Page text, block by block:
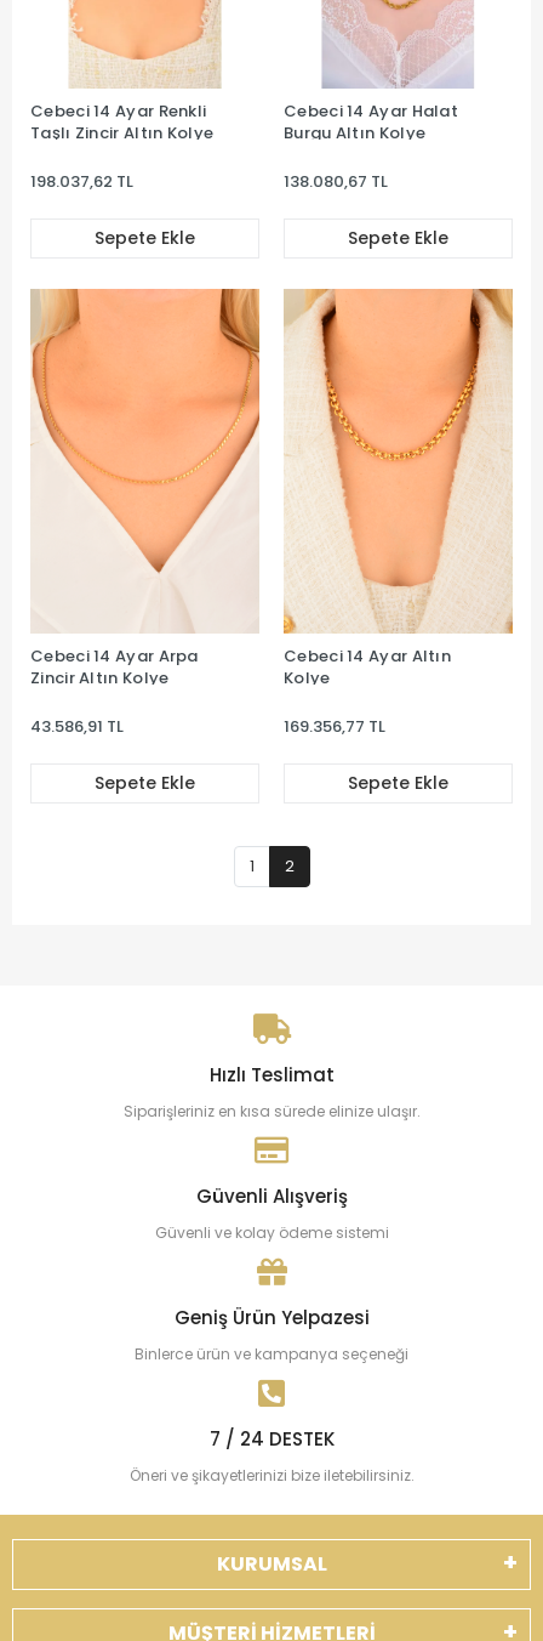
Cebeci 14 Ayar Renkli
Taşlı Zincir Altın Kolye
198.037,62 TL
Sepete Ekle
Cebeci 14 Ayar Halat
Burgu Altın Kolye
138.080,67 TL
Sepete Ekle
Cebeci 14 Ayar Arpa
Zincir Altın Kolye
43.586,91 TL
Sepete Ekle
Cebeci 14 Ayar Altın
Kolye
169.356,77 TL
Sepete Ekle
1 2
Hızlı Teslimat
Siparişleriniz en kısa sürede elinize ulaşır.
Güvenli Alışveriş
Güvenli ve kolay ödeme sistemi
Geniş Ürün Yelpazesi
Binlerce ürün ve kampanya seçeneği
7 / 24 DESTEK
Öneri ve şikayetlerinizi bize iletebilirsiniz.
KURUMSAL
MÜŞTERİ HİZMETLERİ